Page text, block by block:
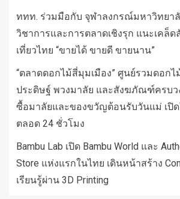
ททท. ร่วมมือกับ จุฬาลงกรณ์มหาวิทยา
วิชาการและการตลาดเชิงรุก แนะเคล็
เที่ยวไทย “ขายได้ ขายดี ขายนาน”
“ตลาดดอกไม้สี่มุมเมือง” ศูนย์รวมดอก
ประดิษฐ์ พวงมาลัย และสังฆภัณฑ์ครบว
ซื้อมาลัยและของขวัญต้อนรับวันแม่ เปิ
ตลอด 24 ชั่วโมง
Bambu Lab เปิด Bambu World และ
Store แห่งแรกในไทย เดินหน้าสร้าง
เรียนรู้ผ่าน 3D Printing